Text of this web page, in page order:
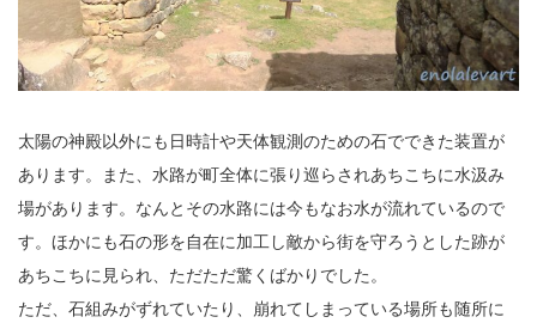
太陽の神殿以外にも日時計や天体観測のための石でできた装置が
あります。また、水路が町全体に張り巡らされあちこちに水汲み
場があります。なんとその水路には今もなお水が流れているので
す。ほかにも石の形を自在に加工し敵から街を守ろうとした跡が
あちこちに見られ、ただただ驚くばかりでした。
ただ、石組みがずれていたり、崩れてしまっている場所も随所に